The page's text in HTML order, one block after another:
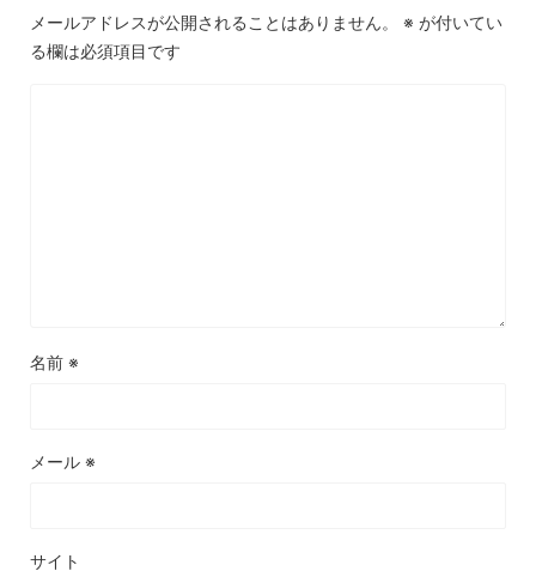
メールアドレスが公開されることはありません。 ※ が付いてい
る欄は必須項目です
名前 ※
メール ※
サイト